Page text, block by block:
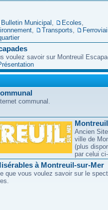
Bulletin Municipal , Ecoles,
, Transports,
voulez savoir sur Montreuil
communal.
Ancien
ville de
(plus
par celui
à Montreuil-sur-Mer
que vous voulez savoir sur le